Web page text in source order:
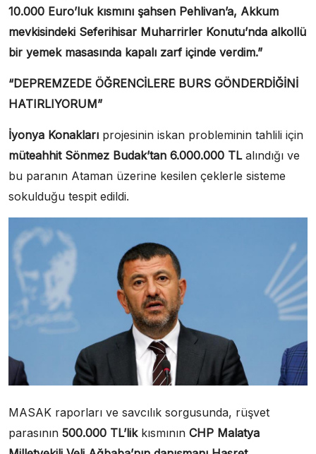
10.000 Euro’luk kısmını şahsen Pehlivan’a, Akkum
mevkisindeki Seferihisar Muharrirler Konutu’nda alkollü
bir yemek masasında kapalı zarf içinde verdim.”
“DEPREMZEDE ÖĞRENCİLERE BURS GÖNDERDİĞİNİ
HATIRLIYORUM”
İyonya Konakları projesinin iskan probleminin tahlili için
müteahhit Sönmez Budak’tan 6.000.000 TLalındığı ve
bu paranın Ataman üzerine kesilen çeklerle sisteme
sokulduğu tespit edildi.
MASAK raporları ve savcılık sorgusunda, rüşvet
parasının 500.000 TL’likkısmının CHP Malatya